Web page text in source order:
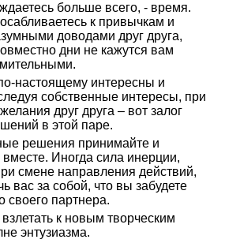
больше всего, - время.
к привычкам и
доводами друг друга,
дни не кажутся вам
настоящему интересны и
собственные интересы, при
друг друга – вот залог
в этой паре.
решения принимайте и
Иногда сила инерции,
смене направления действий,
вас за собой, что вы забудете
своего партнера.
к новым творческим
энтузиазма.